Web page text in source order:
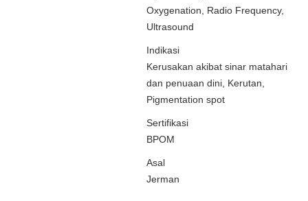
Oxygenation
Radio Frequency,
Ultrasound
Indikasi
Kerusakan akibat sinar matahari
dan penuaan dini, Kerutan
Pigmentation spot
Sertifikasi
BPOM
Asal
Jerman